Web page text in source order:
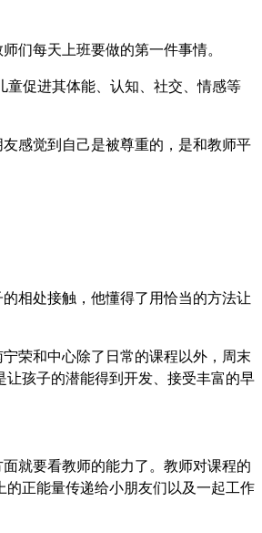
们每天上班要做的第一件事情。
童促进其体能、认知、社交、情感等
感觉到自己是被尊重的，是和教师平
相处接触，他懂得了用恰当的方法让
荣和中心除了日常的课程以外，周末
孩子的潜能得到开发、接受丰富的早
就要看教师的能力了。教师对课程的
正能量传递给小朋友们以及一起工作